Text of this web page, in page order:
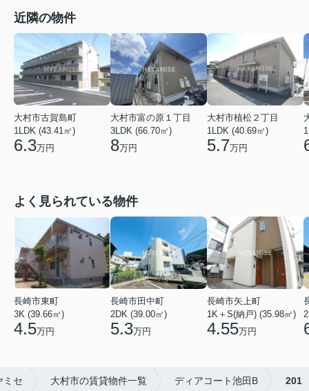
近隣の物件
大村市古賀島町
1LDK (43.41㎡)
6.3万円
大村市富の原１丁目
3LDK (66.70㎡)
8万円
大村市植松２丁目
1LDK (40.69㎡)
5.7万円
よく見られている物件
長崎市東町
3K (39.66㎡)
4.5万円
長崎市田中町
2DK (39.00㎡)
5.3万円
長崎市矢上町
1K＋S(納戸) (35.98㎡)
4.55万円
ミセ 大村市の賃貸物件一覧 ディアコート池田B 201